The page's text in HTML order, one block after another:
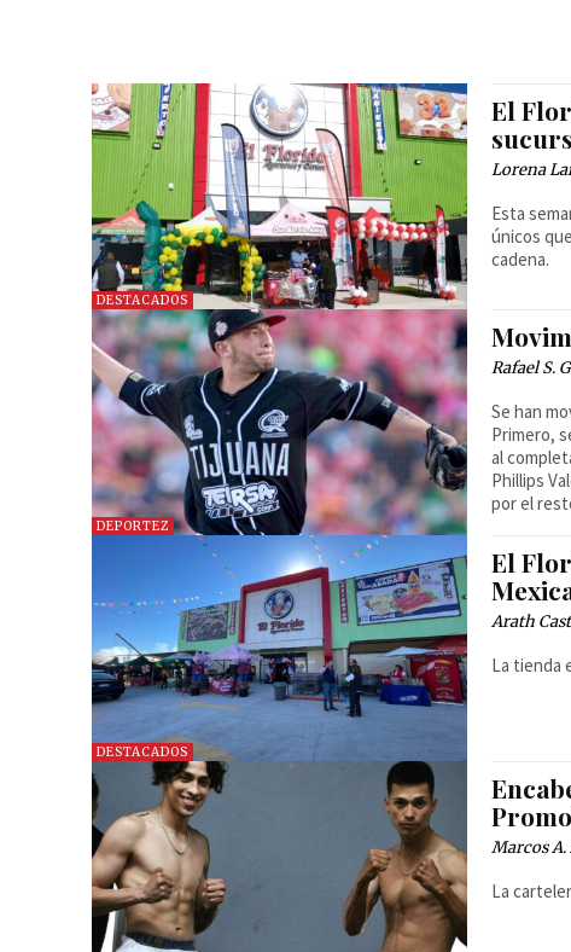
DESTACADOS
El
Lorena
Esta
únicos
cadena.
DEPORTEZ
Rafael S.
Se han
Primero,
al
Phillips
por el
DESTACADOS
El
Arath
La tienda
Marcos
La